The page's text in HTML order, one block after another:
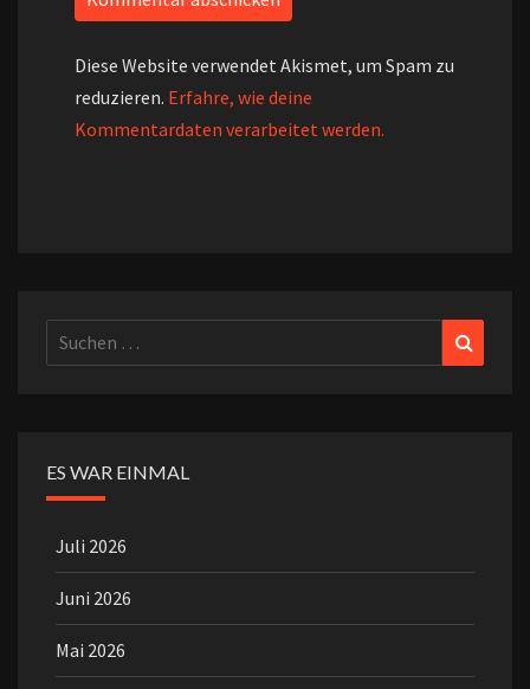
Diese Website verwendet Akismet, um Spam zu
reduzieren. Erfahre, wie deine
Kommentardaten verarbeitet werden.
Suchen
nach:
ES WAR EINMAL
Juli 2026
Juni 2026
Mai 2026